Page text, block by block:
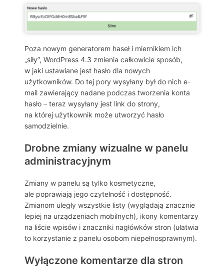
Poza nowym generatorem haseł i miernikiem ich
„siły”, WordPress 4.3 zmienia całkowicie sposób,
w jaki ustawiane jest hasło dla nowych
użytkowników. Do tej pory wysyłany był do nich e-
mail zawierający nadane podczas tworzenia konta
hasło – teraz wysyłany jest link do strony,
na której użytkownik może utworzyć hasło
samodzielnie.
Drobne zmiany wizualne w panelu
administracyjnym
Zmiany w panelu są tylko kosmetyczne,
ale poprawiają jego czytelność i dostępność.
Zmianom uległy wszystkie listy (wyglądają znacznie
lepiej na urządzeniach mobilnych), ikony komentarzy
na liście wpisów i znaczniki nagłówków stron (ułatwia
to korzystanie z panelu osobom niepełnosprawnym).
Wyłączone komentarze dla stron